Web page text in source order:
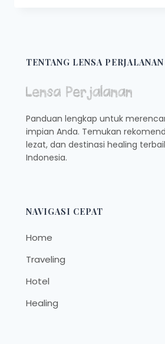
WAJIB
COBA
TENTANG LENSA PERJALANAN
Panduan lengkap untuk
impian Anda. Temukan
lezat, dan destinasi healing
Indonesia.
NAVIGASI CEPAT
Home
Traveling
Hotel
Healing